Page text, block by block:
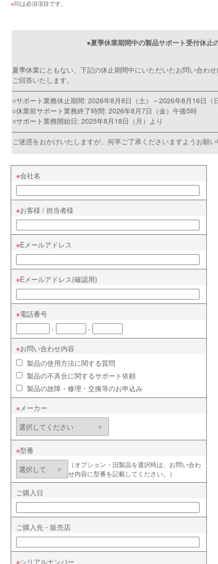
※印は必須項目です。
●夏季休業期間中の製品サポート受付休止
夏季休業にともない、下記の休止期間中にいただいたお問い合わ
ご回答いたします。
○サポート業務休止期間: 2026年8月8日（土）～2026年8月16日（
○休業前サポート業務終了時間: 2026年8月7日（金）午後5時
○サポート業務開始日: 2025年8月18日（月）より
ご迷惑をおかけいたしますが、何卒ご了承くださいますようお願
会社名
お客様 / 担当者様
Eメールアドレス
Eメールアドレス(確認用)
電話番号
-
-
お問い合わせ内容
製品の使用方法に関する質問
製品の不具合に関するサポート依頼
製品の故障・修理・交換等のお申込み
メーカー
型番
（オプション・旧製品を選択時は、お問い合わ
せ内容に型番を記載してください。）
ご購入日
ご購入先・販売店
シリアルナンバー